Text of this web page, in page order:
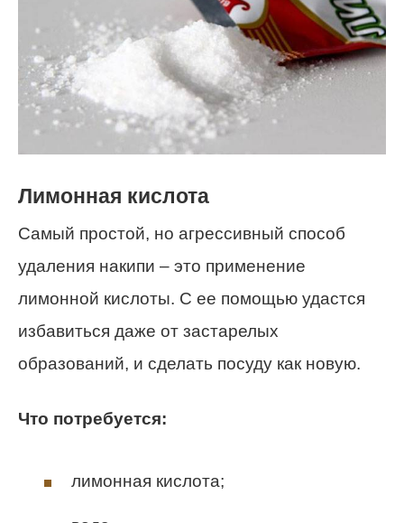
Лимонная кислота
Самый простой, но агрессивный способ
удаления накипи – это применение
лимонной кислоты. С ее помощью удастся
избавиться даже от застарелых
образований, и сделать посуду как новую.
Что потребуется:
лимонная кислота;